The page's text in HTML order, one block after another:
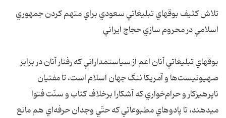
تلاش کثيف بوقهاي تبليغاتي سعودي براي متهم کردن جمهوري
اسلامي در محروم سازي حجاج ايراني
بوقهاي تبليغاتي آنان اعم از سياستمداراني که رفتار آنان در برابر
صهيونيست‌ها و آمريکا ننگ جهان اسلام است، تا مفتيان
ناپرهيزکار و حرام‌خواري که آشکارا برخلاف کتاب و سنّت فتوا
ميدهند، تا پادوهاي مطبوعاتي که حتّي وجدان حرفه‌اي هم مانع